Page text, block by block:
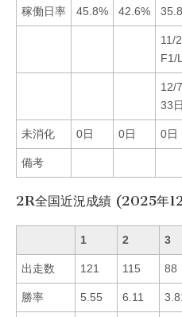
稼働日率 45.8% 42.6%
11/
F1/
12/
33
未消化 0日 0日 0日
備考
2R全国近況成績 (2025年
1 2 3
出走数 121 115 88
勝率 5.55 6.11